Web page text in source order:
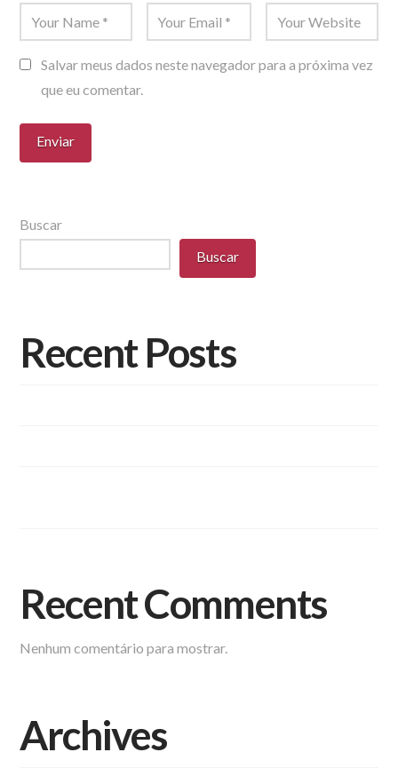
Salvar meus dados neste navegador para a próxima vez
que eu comentar.
Buscar
Buscar
Recent Posts
Recent Comments
Nenhum comentário para mostrar.
Archives